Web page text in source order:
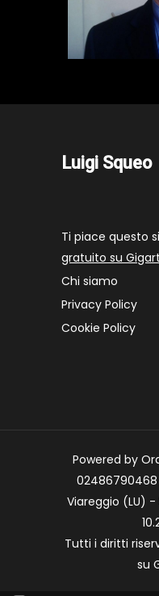
Luigi Squeo
Ti piace questo
gratuito su
Chi siamo
Privacy Policy
Cookie Policy
Powered by
02486790468
Viareggio (LU)
Tutti i diritti
su